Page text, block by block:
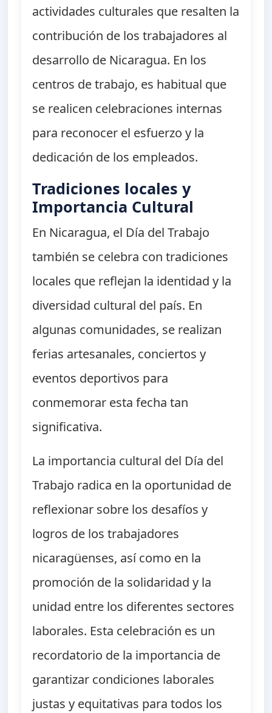
actividades culturales que resalten la
contribución de los trabajadores al
desarrollo de Nicaragua. En los
centros de trabajo, es habitual que
se realicen celebraciones internas
para reconocer el esfuerzo y la
dedicación de los empleados.
Tradiciones locales y
Importancia Cultural
En Nicaragua, el Día del Trabajo
también se celebra con tradiciones
locales que reflejan la identidad y la
diversidad cultural del país. En
algunas comunidades, se realizan
ferias artesanales, conciertos y
eventos deportivos para
conmemorar esta fecha tan
significativa.
La importancia cultural del Día del
Trabajo radica en la oportunidad de
reflexionar sobre los desafíos y
logros de los trabajadores
nicaragüenses, así como en la
promoción de la solidaridad y la
unidad entre los diferentes sectores
laborales. Esta celebración es un
recordatorio de la importancia de
garantizar condiciones laborales
justas y equitativas para todos los